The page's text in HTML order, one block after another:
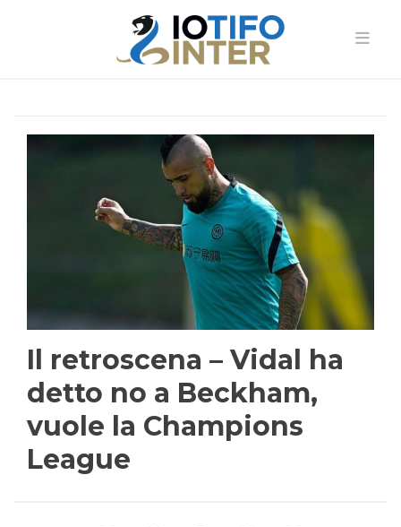
Il retroscena – Vidal ha
detto no a Beckham,
vuole la Champions
League